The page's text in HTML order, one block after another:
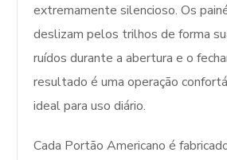
extremamente silencioso. Os
deslizam pelos trilhos de forma
ruídos durante a abertura e o
resultado é uma operação
ideal para uso diário.
Cada Portão Americano é